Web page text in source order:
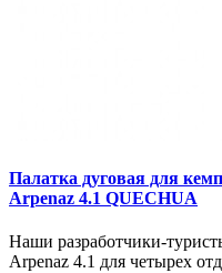
Палатка дуговая для
Arpenaz 4.1 QUECHUA
Наши разработчики-
Arpenaz 4.1 для четырех